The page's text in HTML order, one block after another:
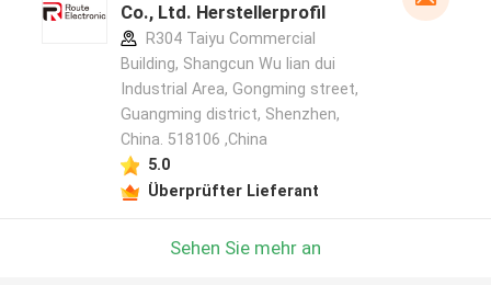
Co., Ltd. Herstellerprofil
R304 Taiyu Commercial
Building, Shangcun Wu lian dui
Industrial Area, Gongming street,
Guangming district, Shenzhen,
China. 518106 ,China
5.0
Überprüfter Lieferant
Sehen Sie mehr an